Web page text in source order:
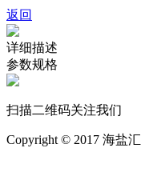
返回
详细描述
参数规格
扫描二维码关注我们
Copyright © 2017 海盐